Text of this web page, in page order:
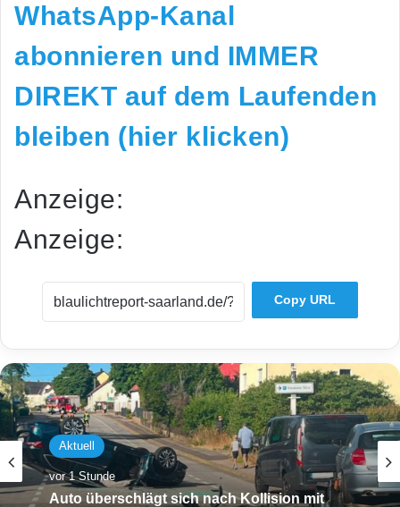
WhatsApp-Kanal
abonnieren und IMMER
DIREKT auf dem Laufenden
bleiben (hier klicken)
Anzeige:
Anzeige:
Copy URL
Aktuell
vor 1 Stunde
Auto überschlägt sich nach Kollision mit